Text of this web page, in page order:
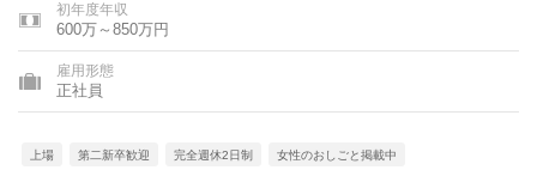
初年度年収
600万～850万円
雇用形態
正社員
上場 第二新卒歓迎 完全週休2日制 女性のおしごと掲載中